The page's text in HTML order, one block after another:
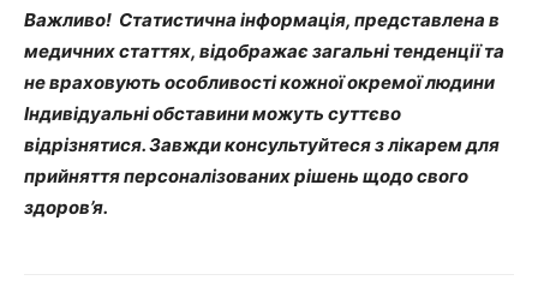
Важливо! Статистична інформація, представлена в
медичних статтях, відображає загальні тенденції та
не враховують особливості кожної окремої людини
Індивідуальні обставини можуть суттєво
відрізнятися. Завжди консультуйтеся з лікарем для
прийняття персоналізованих рішень щодо свого
здоров’я.